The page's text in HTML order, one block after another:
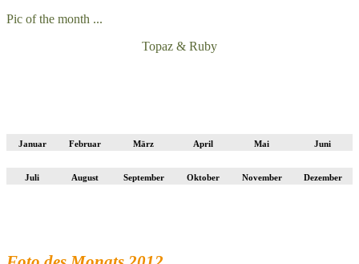
Pic of the month ...
Topaz & Ruby
Januar Februar März April Mai Juni
Juli August September Oktober November Dezember